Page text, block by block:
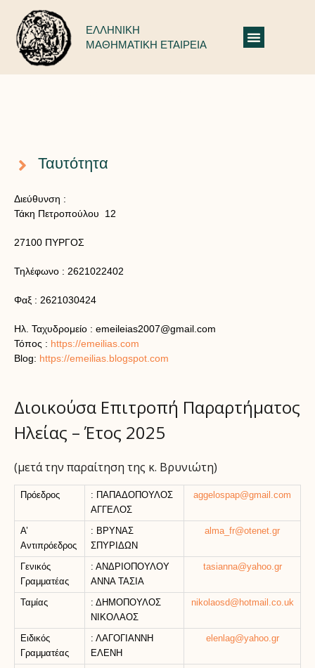
ΕΛΛΗΝΙΚΗ
ΜΑΘΗΜΑΤΙΚΗ ΕΤΑΙΡΕΙΑ
Ταυτότητα
Διεύθυνση :
Τάκη Πετροπούλου 12
27100 ΠΥΡΓΟΣ
Τηλέφωνο : 2621022402
Φαξ : 2621030424
Ηλ. Ταχυδρομείο : emeileias2007@gmail.com
Τόπος : https://emeilias.com
Blog: https://emeilias.blogspot.com
Διοικούσα Επιτροπή Παραρτήματος
Ηλείας – Έτος 2025
(μετά την παραίτηση της κ. Βρυνιώτη)
Πρόεδρος
: ΠΑΠΑΔΟΠΟΥΛΟΣ
ΑΓΓΕΛΟΣ
aggelospap@gmail.com
Α’
Αντιπρόεδρος
: ΒΡΥΝΑΣ
ΣΠΥΡΙΔΩΝ
alma_fr@otenet.gr
Γενικός
Γραμματέας
: ΑΝΔΡΙΟΠΟΥΛΟΥ
ΑΝΝΑ ΤΑΣΙΑ
tasianna@yahoo.gr
Ταμίας
: ΔΗΜΟΠΟΥΛΟΣ
ΝΙΚΟΛΑΟΣ
nikolaosd@hotmail.co.uk
Ειδικός
Γραμματέας
: ΛΑΓΟΓΙΑΝΝΗ
ΕΛΕΝΗ
elenlag@yahoo.gr